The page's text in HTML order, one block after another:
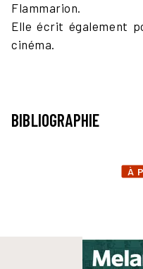
Flammarion.
Elle écrit également
cinéma.
BIBLIOGRAPHIE
À